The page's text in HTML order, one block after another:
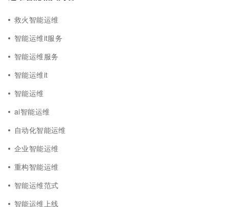
救火智能运维
智能运维it服务
智能运维服务
智能运维it
智能运维
ai智能运维
自动化智能运维
企业智能运维
重构智能运维
智能运维范式
智能运维上线